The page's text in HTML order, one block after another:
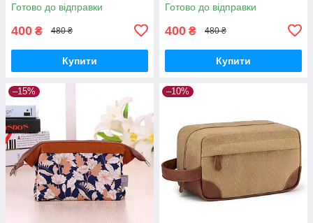
Готово до відправки
400 ₴ 480 ₴
Купити
Готово до відправки
400 ₴ 480 ₴
Купити
–15% –10%